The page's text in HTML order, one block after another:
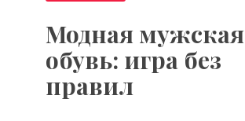
Модная мужская
обувь: игра без
правил